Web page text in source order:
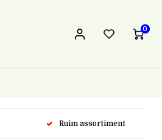
0
Ruim assortiment